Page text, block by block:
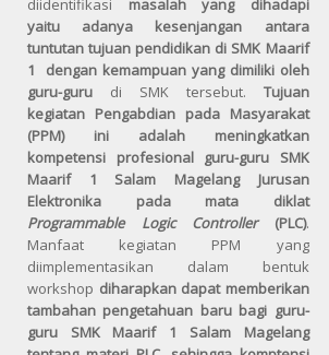
diidentifikasi masalah yang dihadapi
yaitu adanya kesenjangan antara
tuntutan tujuan pendidikan di SMK Maarif
1 dengan kemampuan yang dimiliki oleh
guru-guru di SMK tersebut. Tujuan
kegiatan Pengabdian pada Masyarakat
(PPM) ini adalah
meningkatkan
kompetensi profesional guru-guru SMK
Maarif 1 Salam Magelang Jurusan
Elektronika pada mata diklat
Programmable Logic Controller(PLC).
Manfaat kegiatan PPM yang
diimplementasikan dalam bentuk
workshop diharapkan dapat memberikan
tambahan pengetahuan baru bagi guru-
guru SMK Maarif 1 Salam Magelang